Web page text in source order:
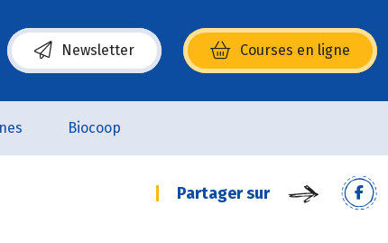
Newsletter Courses en ligne
(s’ouvre dans une nouvelle fenêtre)
Biocoop
Partager sur